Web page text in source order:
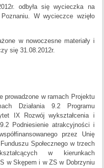
odbyła się wycieczka na
W wycieczce wzięło
w nowoczesne materiały i
się 31.08.2012r.
prowadzone w ramach Projektu
Działania 9.2 Programu
IX Rozwój wykształcenia i
Podniesienie atrakcyjności i
przez Unię
Społecznego w trzech
w kierunkach
w Skępem i w ZS w Dobrzyniu